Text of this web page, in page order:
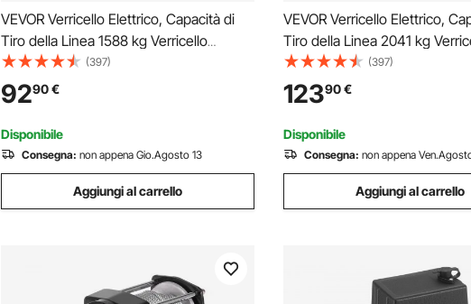
VEVOR Verricello Elettrico, Capacità di
Tiro della Linea 1588 kg Verricello
ATV/UTV 12 V CC Φ0,5 x 1188,7 cm 12
Fili in Corda Sintetica, Passacavo
Alluminio, Telecomando Cablato, Traino
UTV ATV Barca
(397)
9290€
Disponibile
Consegna: non appena Gio.Agosto 13
Aggiungi al carrello
VEVOR Verricello Elettrico,
Tiro della Linea 2041 kg
ATV/UTV 12 V CC Φ0,6 x
Trefoli in Corda Sintetica in
Telecomando Senza Fili e
UTV ATV
(397)
12390€
Disponibile
Consegna: non appena
Aggiungi al carrello